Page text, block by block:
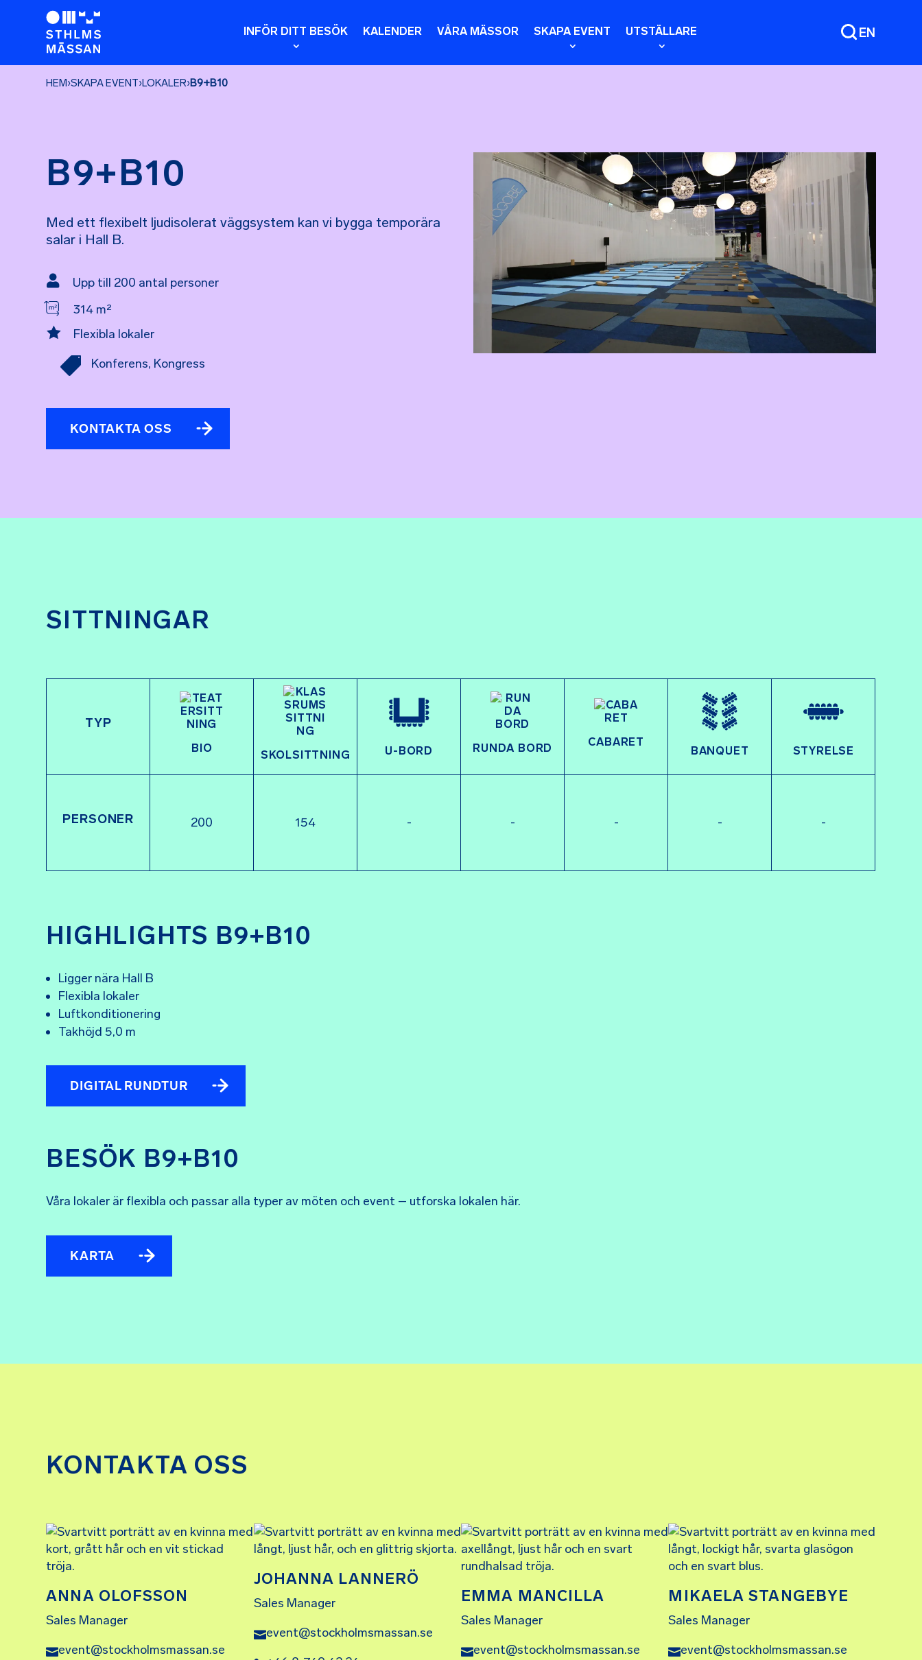
INFÖR DITT BESÖK KALENDER VÅRA MÄSSOR SKAPA EVENT UTSTÄLLARE EN
HEM›SKAPA EVENT›LOKALER›B9+B10
B9+B10
Med ett flexibelt ljudisolerat väggsystem kan vi bygga temporära
salar i Hall B.

Upp till 200 antal personer
314 m²
 Flexibla lokaler
 Konferens, Kongress
KONTAKTA OSS
SITTNINGAR
TYP
BIO
SKOLSITTNING U-BORD RUNDA BORD CABARET
BANQUET STYRELSE
PERSONER 200 154 - - - - -
HIGHLIGHTS B9+B10
Ligger nära Hall B
Flexibla lokaler
Luftkonditionering
Takhöjd 5,0 m
DIGITAL RUNDTUR
BESÖK B9+B10
Våra lokaler är flexibla och passar alla typer av möten och event – utforska lokalen här.
KARTA
KONTAKTA OSS
ANNA OLOFSSON
Sales Manager
event@stockholmsmassan.se
JOHANNA LANNERÖ
Sales Manager
event@stockholmsmassan.se
EMMA MANCILLA
Sales Manager
event@stockholmsmassan.se
MIKAELA STANGEBYE
Sales Manager
event@stockholmsmassan.se